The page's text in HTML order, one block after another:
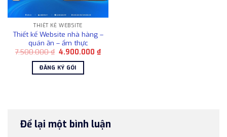
THIẾT KẾ WEBSITE
Thiết kế Website nhà hàng –
quán ăn – ẩm thực
7.500.000₫ Giá
là:
7.500.000 ₫.
4.900.000₫Giá
hiện
ĐĂNG KÝ GÓI
Để lại một bình luận